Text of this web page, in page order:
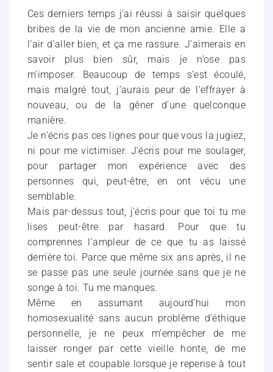
Ces derniers temps j’ai réussi à saisir quelques
bribes de la vie de mon ancienne amie. Elle a
l’air d’aller bien, et ça me rassure. J’aimerais en
savoir plus bien sûr, mais je n’ose pas
m’imposer. Beaucoup de temps s’est écoulé,
mais malgré tout, j’aurais peur de l’effrayer à
nouveau, ou de la gêner d’une quelconque
manière.
Je n’écris pas ces lignes pour que vous la jugiez,
ni pour me victimiser. J’écris pour me soulager,
pour partager mon expérience avec des
personnes qui, peut-être, en ont vécu une
semblable.
Mais par-dessus tout, j’écris pour que toi tu me
lises peut-être par hasard. Pour que tu
comprennes l’ampleur de ce que tu as laissé
derrière toi. Parce que même six ans après, il ne
se passe pas une seule journée sans que je ne
songe à toi. Tu me manques.
Même en assumant aujourd’hui mon
homosexualité sans aucun problème d’éthique
personnelle, je ne peux m’empêcher de me
laisser ronger par cette vieille honte, de me
sentir sale et coupable lorsque je repense à tout